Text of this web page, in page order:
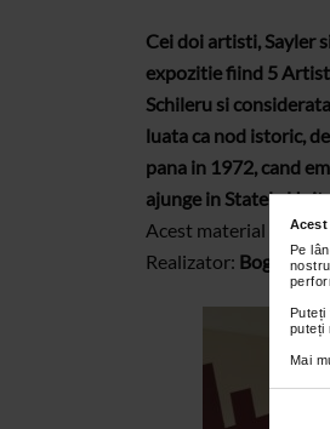
Pe
puteți
Mai
Cei doi artisti, Sayler
expozitie fiind 5
Schileru si
luata ca nod istoric,
pana in 1972, cand
ajunge in Statele
Acest material va
Realizator: Bogdana